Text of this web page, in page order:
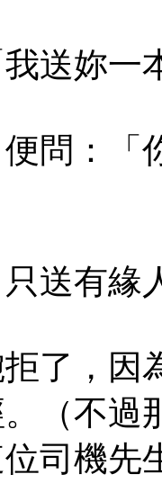
送妳一
問：「
送有緣
了，因
（不過
司機先